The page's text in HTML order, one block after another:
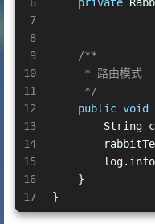
6
7
8
9
10
11
12
13
14
15
16
17
private
/**
     * 路由模式
     */
public void
String
    }
}